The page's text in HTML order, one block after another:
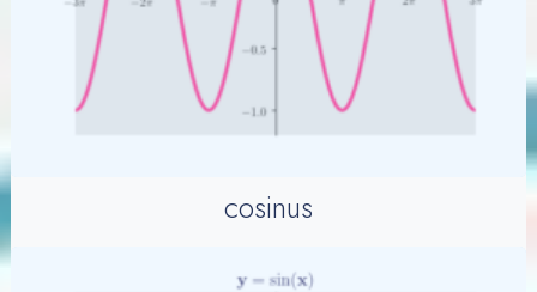
cosinus